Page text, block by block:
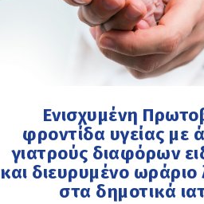
Ενισχυμένη
φροντίδα υγείας με
γιατρούς διαφόρων
και διευρυμένο ωράριο
στα δημοτικά